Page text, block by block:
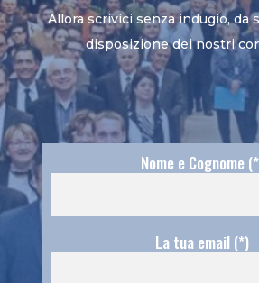
Allora scrivici senza indugio, da
disposizione dei nostri
Nome e Cognome
La tua email (*)